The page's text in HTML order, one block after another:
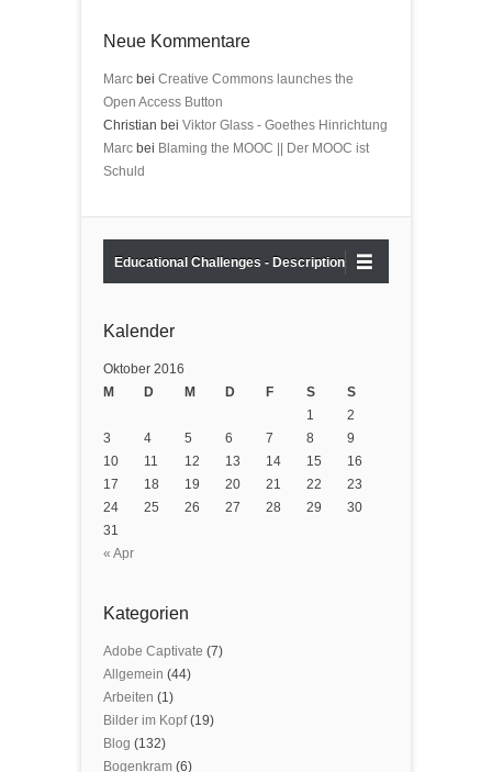
Neue Kommentare
Marc bei Creative Commons launches the
Open Access Button
Christian bei Viktor Glass - Goethes Hinrichtung
Marc bei Blaming the MOOC || Der MOOC ist
Schuld
Educational Challenges - Description
Kalender
Oktober 2016
M
D M D F S S
« Apr
1
2
3
4 5 6 7 8
9
10
11 12 13 14 15
16
17
18 19 20 21 22
23
24
25 26 27 28 29
30
31
Kategorien
Adobe Captivate (7)
Allgemein (44)
Arbeiten (1)
Bilder im Kopf(19)
Blog (132)
Bogenkram (6)